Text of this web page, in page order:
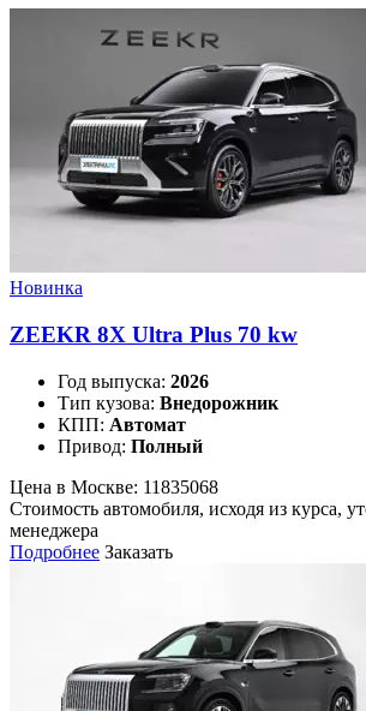
Новинка
ZEEKR 8X Ultra Plus 70 kw
Год выпуска: 2026
Тип кузова: Внедорожник
КПП: Автомат
Привод: Полный
Цена в Москве: 11835068
Стоимость автомобиля, исходя из курса,
менеджера
Подробнее Заказать